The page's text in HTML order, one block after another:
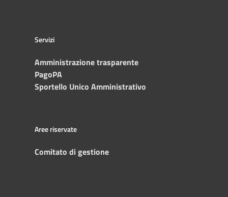
Servizi
Amministrazione trasparente
PagoPA
Sportello Unico Amministrativo
Aree riservate
Comitato di gestione